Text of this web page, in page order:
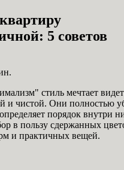
5 советов
стиль мечтает
и чистой. Они полностью
порядок внутри
в пользу сдержанных
и практичных вещей.